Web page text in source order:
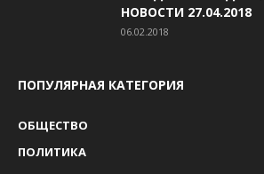
НОВОСТИ 27.04.2018
06.02.2018
ПОПУЛЯРНАЯ КАТЕГОРИЯ
ОБЩЕСТВО
ПОЛИТИКА